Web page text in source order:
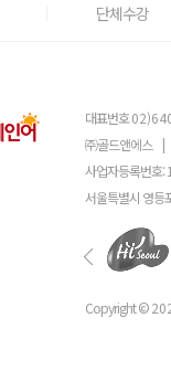
단체수강
대표번호
㈜골드앤에스 |
사업자등록번호:
서울특별시 영등
Copyright ©